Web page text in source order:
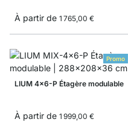
À partir de 1 765,00 €
Promo
LIUM 4x6-P Étagère modulable
À partir de 1 999,00 €